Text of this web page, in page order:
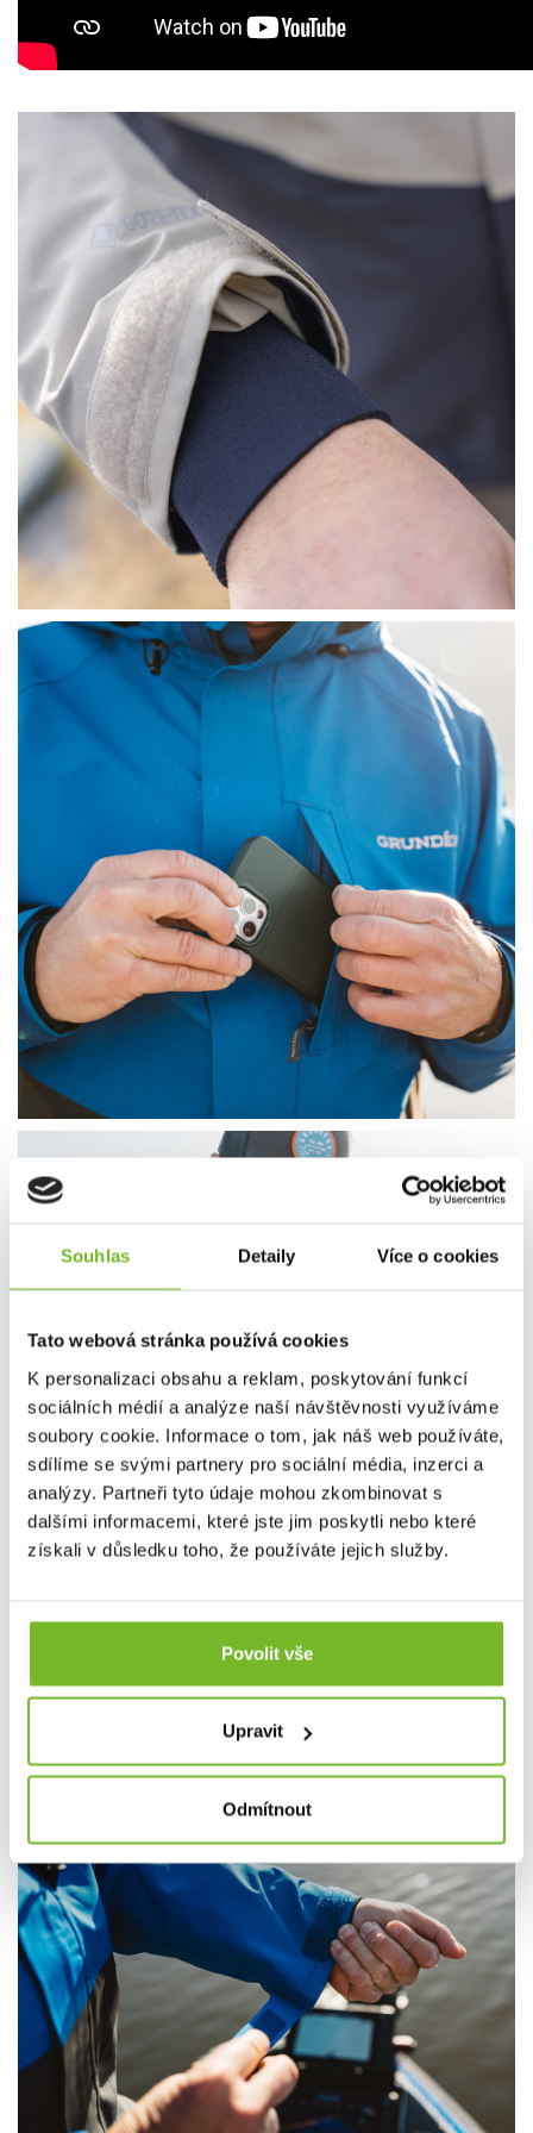
Souhlas Detaily Více o cookies
Tato webová stránka používá cookies
K personalizaci obsahu a reklam, poskytování funkcí
sociálních médií a analýze naší návštěvnosti využíváme
soubory cookie. Informace o tom, jak náš web používáte,
sdílíme se svými partnery pro sociální média, inzerci a
analýzy. Partneři tyto údaje mohou zkombinovat s
dalšími informacemi, které jste jim poskytli nebo které
získali v důsledku toho, že používáte jejich služby.
Povolit vše
Upravit
Odmítnout